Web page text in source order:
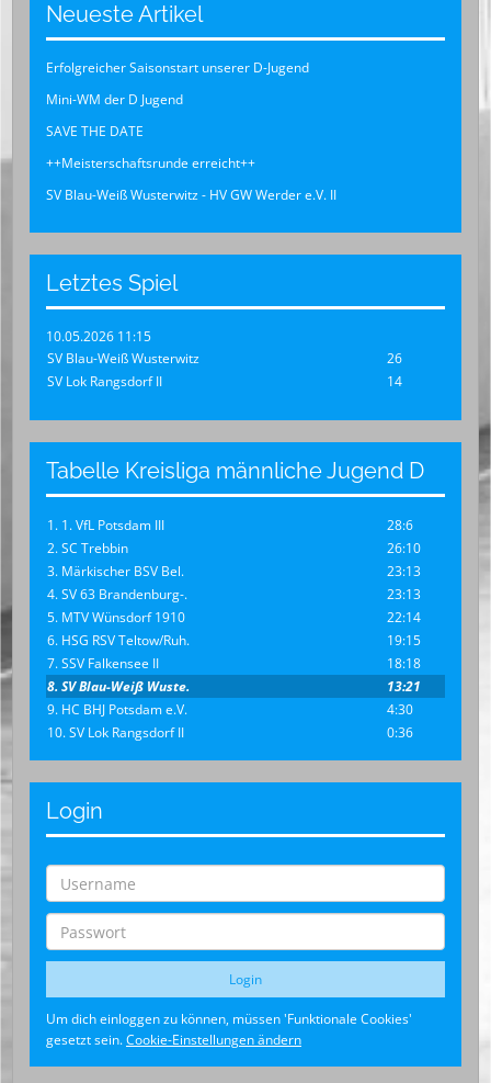
Neueste Artikel
Erfolgreicher Saisonstart unserer D-Jugend
Mini-WM der D Jugend
SAVE THE DATE
++Meisterschaftsrunde erreicht++
SV Blau-Weiß Wusterwitz - HV GW Werder e.V. II
Letztes Spiel
10.05.2026 11:15
SV Blau-Weiß Wusterwitz
26
SV Lok Rangsdorf II
14
Tabelle Kreisliga männliche Jugend D
1. 1. VfL Potsdam III
28:6
2. SC Trebbin
26:10
3. Märkischer BSV Bel.
23:13
4. SV 63 Brandenburg-.
23:13
5. MTV Wünsdorf 1910
22:14
6. HSG RSV Teltow/Ruh.
19:15
7. SSV Falkensee II
18:18
8. SV Blau-Weiß Wuste.
13:21
9. HC BHJ Potsdam e.V.
4:30
10. SV Lok Rangsdorf II
0:36
Login
Um dich einloggen zu können, müssen 'Funktionale Cookies'
gesetzt sein.Cookie-Einstellungen ändern